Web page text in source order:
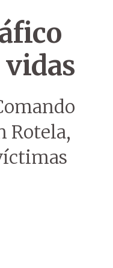
vidas
Rotela,